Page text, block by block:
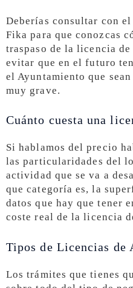
Deberías consultar con
Fika para que conozcas
traspaso de la licencia
evitar que en el futuro
el Ayuntamiento que
muy grave.
Cuánto cuesta una
Si hablamos del precio
las particularidades del
actividad que se va a
que categoría es, la
datos que hay que tener
coste real de la licencia
Tipos de Licencias de
Los trámites que tienes